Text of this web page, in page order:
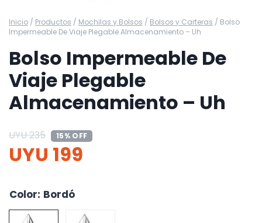
Inicio / Productos / Mochilas y Bolsos / Bolsos y Carteras / Bolso
Impermeable De Viaje Plegable Almacenamiento – Uh
Bolso Impermeable De
Viaje Plegable
Almacenamiento – Uh
UYU235 15% OFF
UYU 199
Color: Bordó